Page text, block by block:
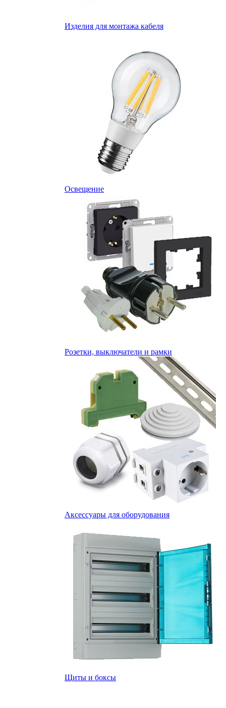
Изделия для монтажа кабеля
Освещение
Розетки, выключатели и рамки
Аксессуары для оборудования
Щиты и боксы